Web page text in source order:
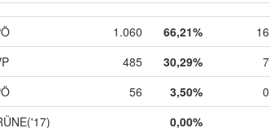
1.060 66,21% 16
485 30,29% 7
56 3,50% 0
0,00%